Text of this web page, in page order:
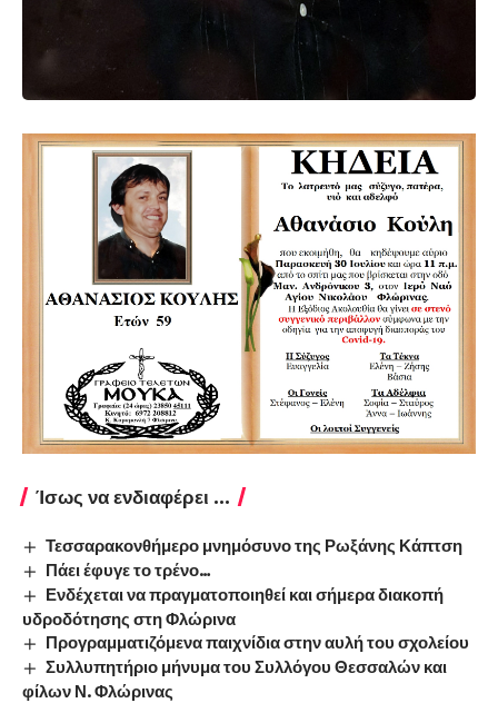
Ίσως να ενδιαφέρει ...
Τεσσαρακονθήμερο μνημόσυνο της Ρωξάνης Κάπτση
Πάει έφυγε το τρένο…
Ενδέχεται να πραγματοποιηθεί και σήμερα διακοπή
υδροδότησης στη Φλώρινα
Προγραμματιζόμενα παιχνίδια στην αυλή του σχολείου
Συλλυπητήριο μήνυμα του Συλλόγου Θεσσαλών και
φίλων Ν. Φλώρινας